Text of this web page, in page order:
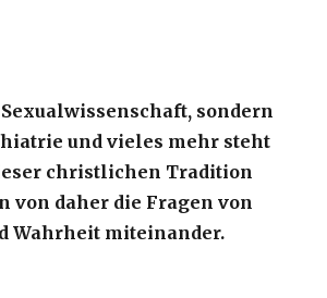
sondern
und vieles mehr steht
christlichen Tradition
von daher die Fragen von
Wahrheit miteinander.